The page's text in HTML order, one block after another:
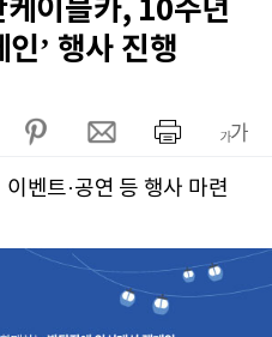
이블카, 10주년
’ 행사 진행
벤트·공연 등 행사 마련